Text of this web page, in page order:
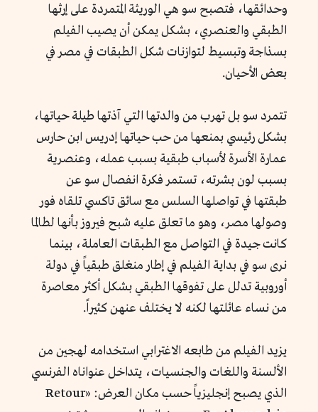
وحدائقها، فتصبح سو هي الوريثة المتمردة على إرثها
الطبقي والعنصري، بشكل يمكن أن يصيب الفيلم
بسذاجة وتبسيط لتوازنات شكل الطبقات في مصر في
بعض الأحيان.
تتمرد سو بل تهرب من والدتها التي آذتها طيلة حياتها،
بشكل رئيسي بمنعها من حب حياتها إدريس ابن حارس
عمارة الأسرة لأسباب طبقية بسبب عمله، وعنصرية
بسبب لون بشرته، تستمر فكرة انفصال سو عن
طبقتها في تواصلها السلس مع سائق تاكسي تلقاه فور
وصولها مصر، وهو ما تعلق عليه شبح فيروز بأنها لطالما
كانت جيدة في التواصل مع الطبقات العاملة، بينما
نرى سو في بداية الفيلم في إطار منغلق طبقياً في دولة
أوروبية تدلل على تفوقها الطبقي بشكل أكثر معاصرة
من نساء عائلتها لكنه لا يختلف عنهن كثيراً.
يزيد الفيلم من طابعه الاغترابي استخدامه لهجين من
الألسنة واللغات والجنسيات، يتداخل عنواناه الفرنسي
الذي يصبح إنجليزياً حسب مكان العرض: «Retour